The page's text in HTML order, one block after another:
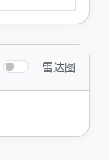
雷达图